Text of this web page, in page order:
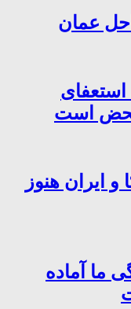
عمان
است
ایران هنوز
ما آماده